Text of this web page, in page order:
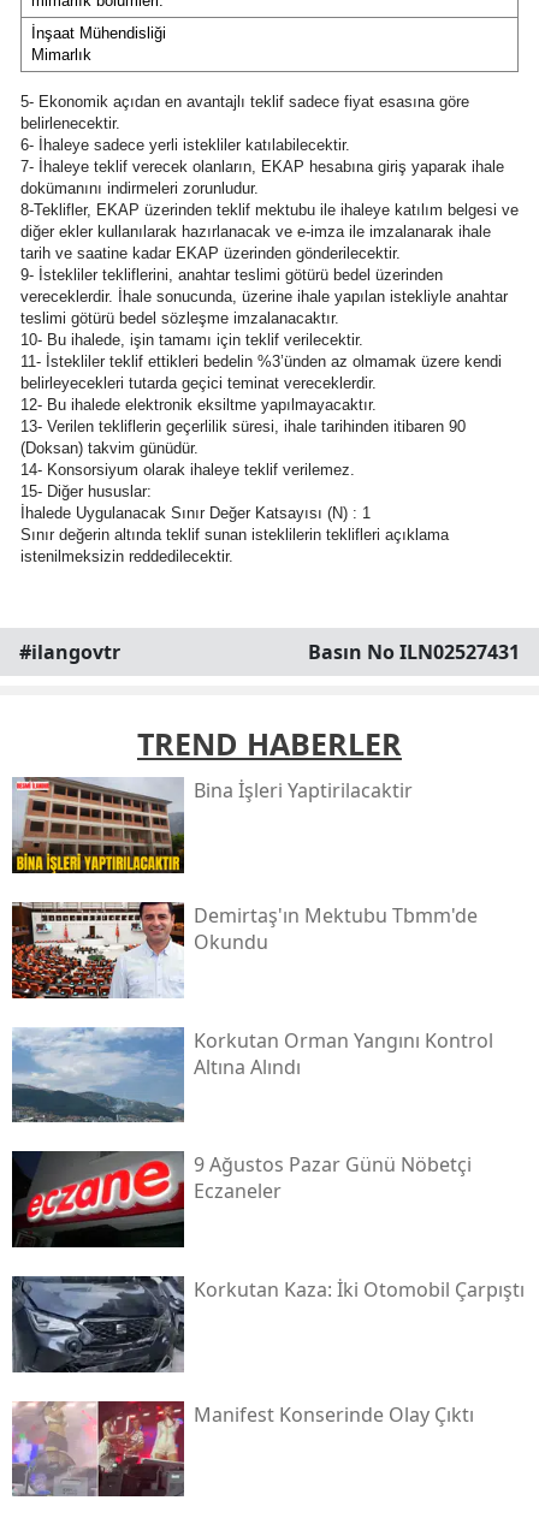
İnşaat Mühendisliği
Mimarlık
5- Ekonomik açıdan en avantajlı teklif sadece fiyat esasına göre
belirlenecektir.
6- İhaleye sadece yerli istekliler katılabilecektir.
7- İhaleye teklif verecek olanların, EKAP hesabına giriş yaparak ihale
dokümanını indirmeleri zorunludur.
8-Teklifler, EKAP üzerinden teklif mektubu ile ihaleye katılım belgesi ve
diğer ekler kullanılarak hazırlanacak ve e-imza ile imzalanarak ihale
tarih ve saatine kadar EKAP üzerinden gönderilecektir.
9- İstekliler tekliflerini, anahtar teslimi götürü bedel üzerinden
vereceklerdir. İhale sonucunda, üzerine ihale yapılan istekliyle anahtar
teslimi götürü bedel sözleşme imzalanacaktır.
10- Bu ihalede, işin tamamı için teklif verilecektir.
11- İstekliler teklif ettikleri bedelin %3’ünden az olmamak üzere kendi
belirleyecekleri tutarda geçici teminat vereceklerdir.
12- Bu ihalede elektronik eksiltme yapılmayacaktır.
13- Verilen tekliflerin geçerlilik süresi, ihale tarihinden itibaren 90
(Doksan) takvim günüdür.
14- Konsorsiyum olarak ihaleye teklif verilemez.
15- Diğer hususlar:
İhalede Uygulanacak Sınır Değer Katsayısı (N) : 1
Sınır değerin altında teklif sunan isteklilerin teklifleri açıklama
istenilmeksizin reddedilecektir.
#ilangovtr Basın No ILN02527431
TREND HABERLER
Bi̇na İşleri̇ Yaptirilacaktir
Demirtaş'ın Mektubu Tbmm'de
Okundu
Korkutan Orman Yangını Kontrol
Altına Alındı
9 Ağustos Pazar Günü Nöbetçi
Eczaneler
Korkutan Kaza: İki Otomobil Çarpıştı
Manifest Konserinde Olay Çıktı